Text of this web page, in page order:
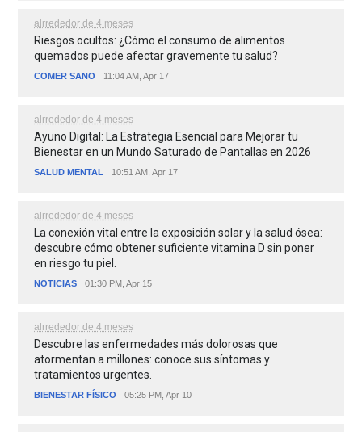
alrrededor de 4 meses
Riesgos ocultos: ¿Cómo el consumo de alimentos
quemados puede afectar gravemente tu salud?
COMER SANO 11:04 AM, Apr 17
alrrededor de 4 meses
Ayuno Digital: La Estrategia Esencial para Mejorar tu
Bienestar en un Mundo Saturado de Pantallas en 2026
SALUD MENTAL 10:51 AM, Apr 17
alrrededor de 4 meses
La conexión vital entre la exposición solar y la salud ósea:
descubre cómo obtener suficiente vitamina D sin poner
en riesgo tu piel.
NOTICIAS 01:30 PM, Apr 15
alrrededor de 4 meses
Descubre las enfermedades más dolorosas que
atormentan a millones: conoce sus síntomas y
tratamientos urgentes.
BIENESTAR FÍSICO 05:25 PM, Apr 10